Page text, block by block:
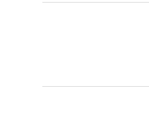
7 676 Kč bez DPH